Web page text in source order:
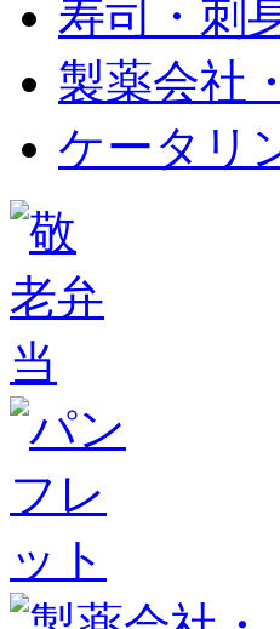
寿司・刺
製薬会社
ケータリ